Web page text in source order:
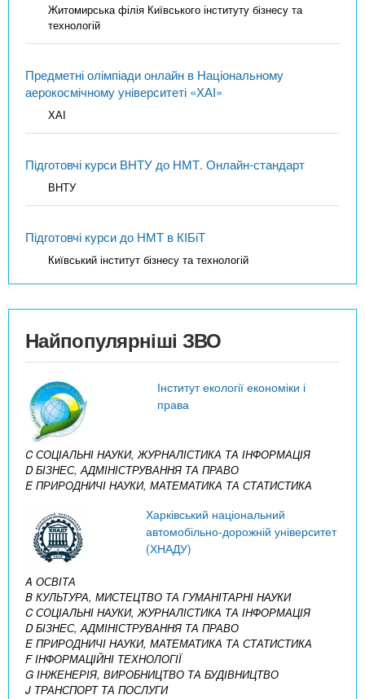
Житомирська філія Київського інституту бізнесу та
технологій
Предметні олімпіади онлайн в Національному
аерокосмічному університеті «ХАІ»
ХАІ
Підготовчі курси ВНТУ до НМТ. Онлайн-стандарт
ВНТУ
Підготовчі курси до НМТ в КІБіТ
Київський інститут бізнесу та технологій
Найпопулярніші ЗВО
Інститут екології економіки і
права
C СОЦІАЛЬНІ НАУКИ, ЖУРНАЛІСТИКА ТА ІНФОРМАЦІЯ
D БІЗНЕС, АДМІНІСТРУВАННЯ ТА ПРАВО
E ПРИРОДНИЧІ НАУКИ, МАТЕМАТИКА ТА СТАТИСТИКА
Харківський національний
автомобільно-дорожній університет
(ХНАДУ)
A ОСВІТА
B КУЛЬТУРА, МИСТЕЦТВО ТА ГУМАНІТАРНІ НАУКИ
C СОЦІАЛЬНІ НАУКИ, ЖУРНАЛІСТИКА ТА ІНФОРМАЦІЯ
D БІЗНЕС, АДМІНІСТРУВАННЯ ТА ПРАВО
E ПРИРОДНИЧІ НАУКИ, МАТЕМАТИКА ТА СТАТИСТИКА
F ІНФОРМАЦІЙНІ ТЕХНОЛОГІЇ
G ІНЖЕНЕРІЯ, ВИРОБНИЦТВО ТА БУДІВНИЦТВО
J ТРАНСПОРТ ТА ПОСЛУГИ